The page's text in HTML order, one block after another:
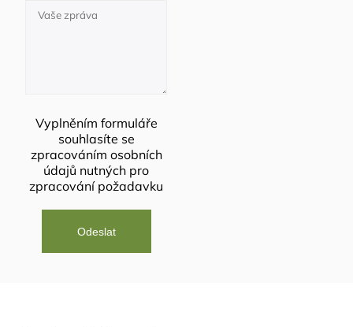
Vyplněním formuláře
souhlasíte se
zpracováním osobních
údajů nutných pro
zpracování požadavku